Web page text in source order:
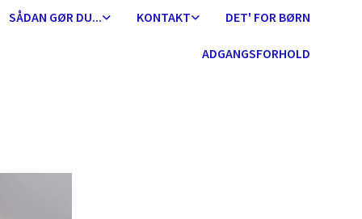
SÅDAN GØR DU... KONTAKT DET' FOR BØRN
ADGANGSFORHOLD